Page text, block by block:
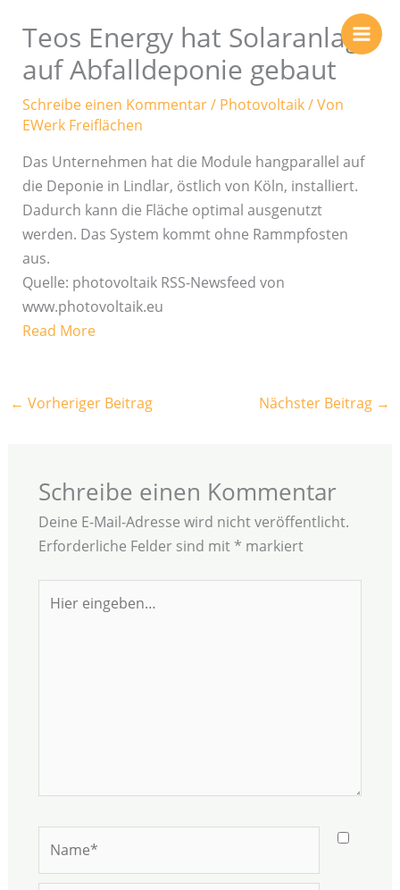
Inhalt
springen
Teos Energy hat Solaranlage
auf Abfalldeponie gebaut
Schreibe einen Kommentar/ Photovoltaik/ Von
EWerk Freiflächen
Das Unternehmen hat die Module hangparallel auf
die Deponie in Lindlar, östlich von Köln, installiert.
Dadurch kann die Fläche optimal ausgenutzt
werden. Das System kommt ohne Rammpfosten
aus.
Quelle: photovoltaik RSS-Newsfeed von
www.photovoltaik.eu
Read More
← Vorheriger Beitrag Nächster Beitrag →
Schreibe einen Kommentar
Deine E-Mail-Adresse wird nicht veröffentlicht.
Erforderliche Felder sind mit * markiert
eingeben…